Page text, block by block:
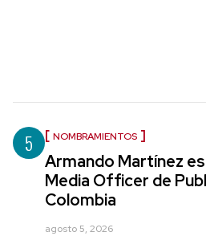
5 NOMBRAMIENTOS
Armando Martínez
Media Officer de
Colombia
agosto 5, 2026